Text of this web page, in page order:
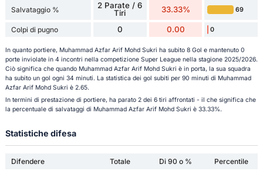
Salvataggio %
2 Parate / 6
Tiri
33.33% 69
Colpi di pugno 0 0.00 0
In quanto portiere, Muhammad Azfar Arif Mohd Sukri ha subito 8 Gol e mantenuto 0
porte inviolate in 4 incontri nella competizione Super League nella stagione 2025/2026.
Ciò significa che quando Muhammad Azfar Arif Mohd Sukri è in porta, la sua squadra
ha subito un gol ogni 34 minuti. La statistica dei gol subiti per 90 minuti di Muhammad
Azfar Arif Mohd Sukri è 2.65.
In termini di prestazione di portiere, ha parato 2 dei 6 tiri affrontati - il che significa che
la percentuale di salvataggi di Muhammad Azfar Arif Mohd Sukri è 33.33%.
Statistiche difesa
Difendere Totale Di 90 o %
Percentile